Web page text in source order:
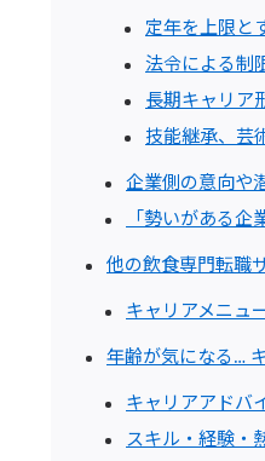
定年を上限と
法令による制
長期キャリア
技能継承、芸
企業側の意向や
「勢いがある
他の飲食専門転職
キャリアメニュ
年齢が気になる…
キャリアアドバ
スキル・経験・